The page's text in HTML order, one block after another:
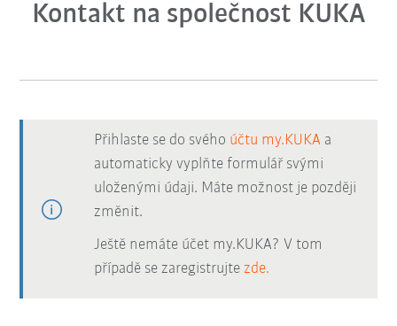
Kontakt na společnost KUKA
Přihlaste se do svého účtu my.KUKA a
automaticky vyplňte formulář svými
uloženými údaji. Máte možnost je později
změnit.
Ještě nemáte účet my.KUKA? V tom
případě se zaregistrujtezde.